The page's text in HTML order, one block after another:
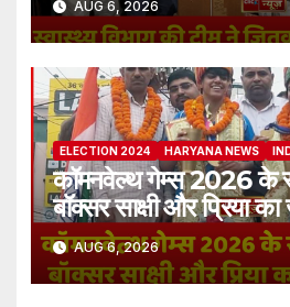
AUG 6, 2026
ELECTION 2024 HARYANA NEWS
कॉमनवेल्थ गेम्स 2026 के
बॉक्सर साक्षी और प्रिया का
AUG 6, 2026